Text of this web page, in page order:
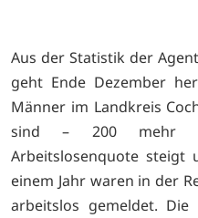
Aus der Statistik der
geht Ende Dezember
Männer im Landkreis
sind – 200 mehr
Arbeitslosenquote steigt
einem Jahr waren in der
arbeitslos gemeldet.